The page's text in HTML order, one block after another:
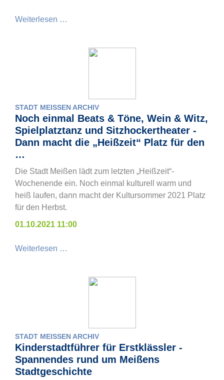
Weiterlesen …
STADT MEISSEN ARCHIV
Noch einmal Beats & Töne, Wein & Witz,
Spielplatztanz und Sitzhockertheater -
Dann macht die „Heißzeit“ Platz für den
…
Die Stadt Meißen lädt zum letzten „Heißzeit“-
Wochenende ein. Noch einmal kulturell warm und
heiß laufen, dann macht der Kultursommer 2021 Platz
für den Herbst.
01.10.2021 11:00
Weiterlesen …
STADT MEISSEN ARCHIV
Kinderstadtführer für Erstklässler -
Spannendes rund um Meißens
Stadtgeschichte